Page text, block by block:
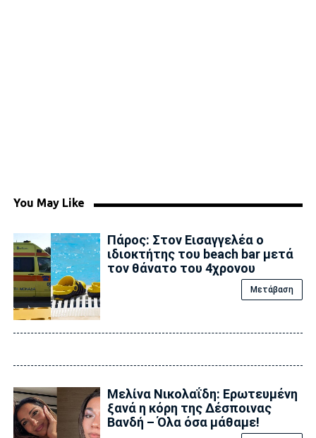
You May Like
Πάρος: Στον Εισαγγελέα ο
ιδιοκτήτης του beach bar μετά
τον θάνατο του 4χρονου
Μετάβαση
Μελίνα Νικολαΐδη: Ερωτευμένη
ξανά η κόρη της Δέσποινας
Βανδή – Όλα όσα μάθαμε!